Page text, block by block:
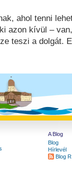
ahol tenni
azon kívül –
teszi a dolgát.
A Blog
Blog
Hírlevél
Blog